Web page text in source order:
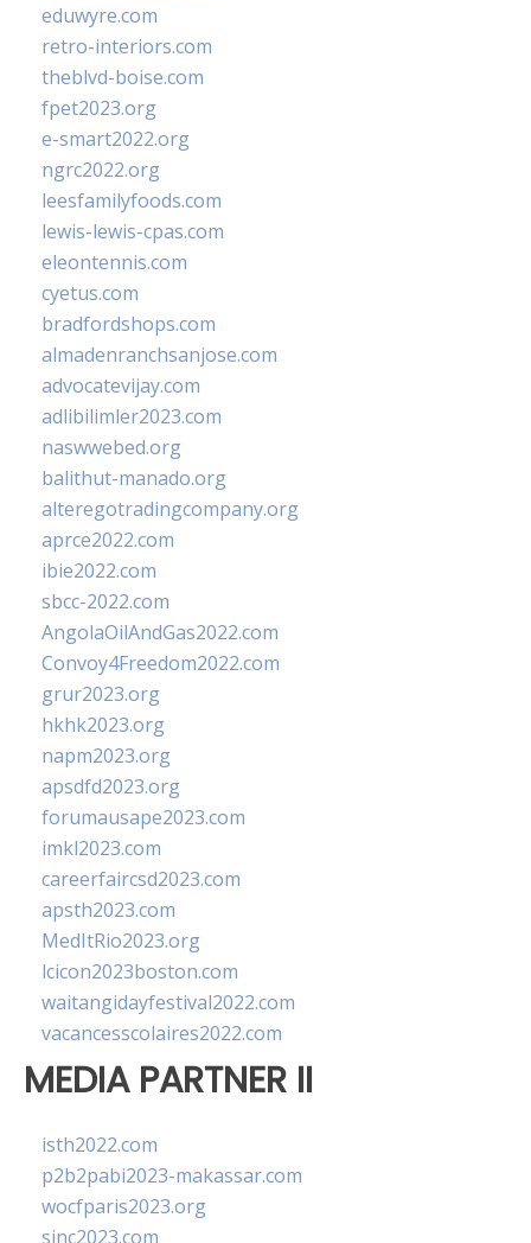
eduwyre.com
retro-interiors.com
theblvd-boise.com
fpet2023.org
e-smart2022.org
ngrc2022.org
leesfamilyfoods.com
lewis-lewis-cpas.com
eleontennis.com
cyetus.com
bradfordshops.com
almadenranchsanjose.com
advocatevijay.com
adlibilimler2023.com
naswwebed.org
balithut-manado.org
alteregotradingcompany.org
aprce2022.com
ibie2022.com
sbcc-2022.com
AngolaOilAndGas2022.com
Convoy4Freedom2022.com
grur2023.org
hkhk2023.org
napm2023.org
apsdfd2023.org
forumausape2023.com
imkl2023.com
careerfaircsd2023.com
apsth2023.com
MedItRio2023.org
lcicon2023boston.com
waitangidayfestival2022.com
vacancesscolaires2022.com
MEDIA PARTNER II
isth2022.com
p2b2pabi2023-makassar.com
wocfparis2023.org
sinc2023.com